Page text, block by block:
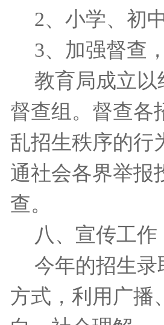
2、小学、初
3、加强督查
教育局成立
督查组。督查各
乱招生秩序的行
通社会各界举报
查。
八、宣传工作
今年的招生
方式，利用广播